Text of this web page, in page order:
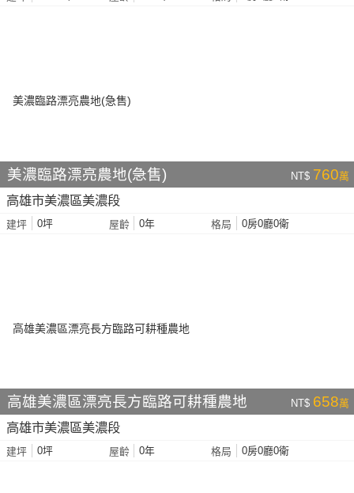
美濃臨路漂亮農地(急售) NT$ 760萬
高雄市美濃區美濃段
建坪 0坪 屋齡 0年 格局 0房0廳0衛
高雄美濃區漂亮長方臨路可耕種農地 NT$ 658萬
高雄市美濃區美濃段
建坪 0坪 屋齡 0年 格局 0房0廳0衛